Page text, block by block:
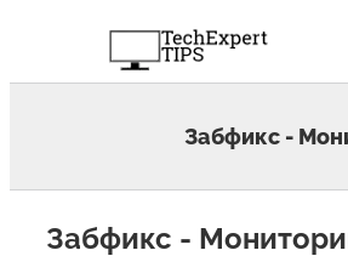
Забфикс -
Забфикс -